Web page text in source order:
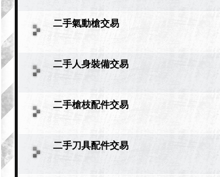
二手氣動槍交易
二手人身裝備交易
二手槍枝配件交易
二手刀具配件交易